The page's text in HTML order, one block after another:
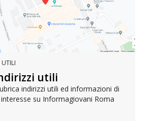
utili
indirizzi utili ed informazioni di
su Informagiovani Roma